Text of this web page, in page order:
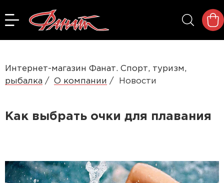
Интернет-магазин Фанат. Спорт, туризм,
рыбалка
О компании Новости
Как выбрать очки для плавания